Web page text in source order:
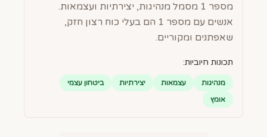
מספר 1 מסמל מנהיגות, יצירתיות ועצמאות.
אנשים עם מספר 1 הם בעלי כוח רצון חזק,
שאפתנים ומקוריים.
תכונות חיוביות:
מנהיגות עצמאות יצירתיות
ביטחון עצמי
אומץ